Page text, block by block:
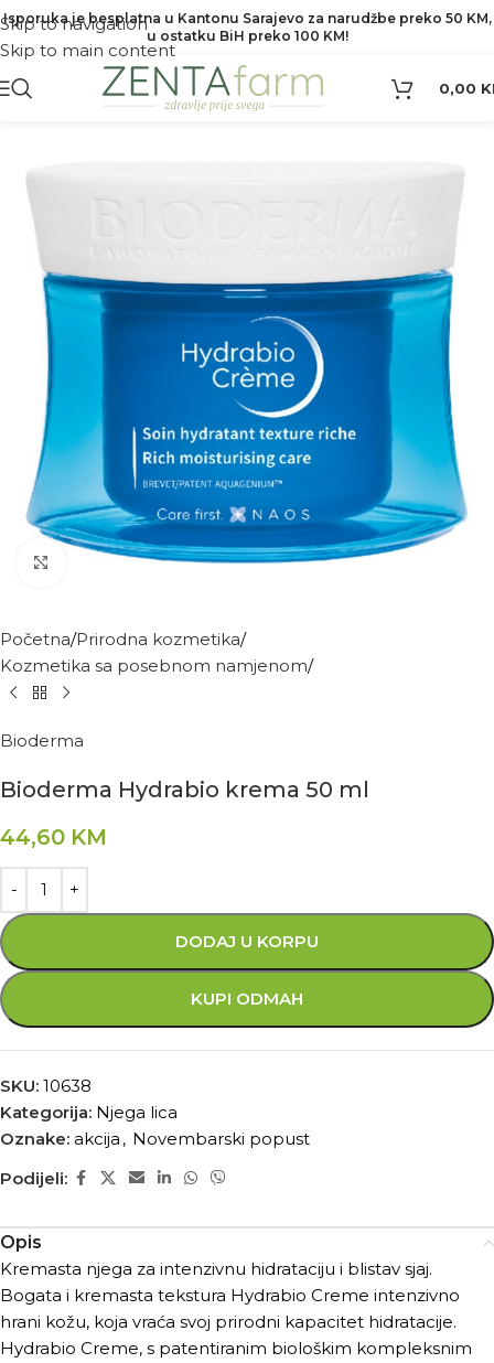
Skip to navigation
Skip to main content
Isporuka je besplatna u Kantonu Sarajevo za narudžbe preko 50 KM,
u ostatku BiH preko 100 KM!
0,00
Kliknite za povećanje
Početna Prirodna kozmetika
Kozmetika sa posebnom namjenom
Bioderma
Bioderma Hydrabio krema 50 ml
44,60 KM
DODAJ U KORPU
KUPI ODMAH
SKU: 10638
Kategorija: Njega lica
Oznake: akcija , Novembarski popust
Podijeli:
Opis
Kremasta njega za intenzivnu hidrataciju i blistav sjaj.
Bogata i kremasta tekstura Hydrabio Creme intenzivno
hrani kožu, koja vraća svoj prirodni kapacitet hidratacije.
Hydrabio Creme, s patentiranim biološkim kompleksnim